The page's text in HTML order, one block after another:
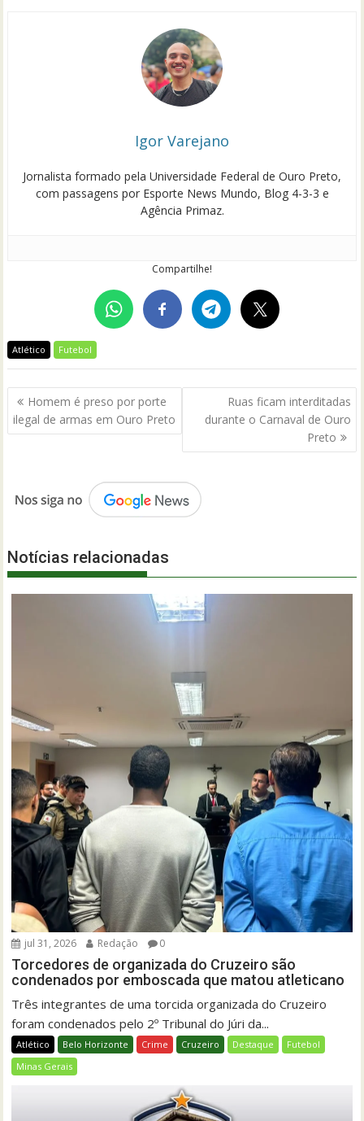
Igor Varejano
Jornalista formado pela Universidade Federal de Ouro Preto,
com passagens por Esporte News Mundo, Blog 4-3-3 e
Agência Primaz.
Compartilhe!
Atlético Futebol
Navegação
de
Post
Homem é preso por porte
ilegal de armas em Ouro Preto
Ruas ficam interditadas
durante o Carnaval de Ouro
Preto
Notícias relacionadas
jul 31, 2026 Redação 0
Torcedores de organizada do Cruzeiro são
condenados por emboscada que matou atleticano
Três integrantes de uma torcida organizada do Cruzeiro
foram condenados pelo 2º Tribunal do Júri da...
Atlético Belo Horizonte Crime Cruzeiro Destaque
Futebol
Minas Gerais